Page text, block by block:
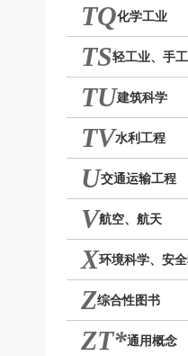
TQ化学工业
TS轻工业、手
TU建筑科学
TV水利工程
U交通运输工程
V航空、航天
X环境科学、安
Z综合性图书
ZT*通用概念